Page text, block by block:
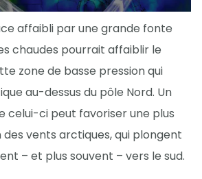
affaibli par une grande fonte
chaudes pourrait affaiblir le
zone de basse pression qui
au-dessus du pôle Nord. Un
celui-ci peut favoriser une plus
vents arctiques, qui plongent
– et plus souvent – vers le sud.